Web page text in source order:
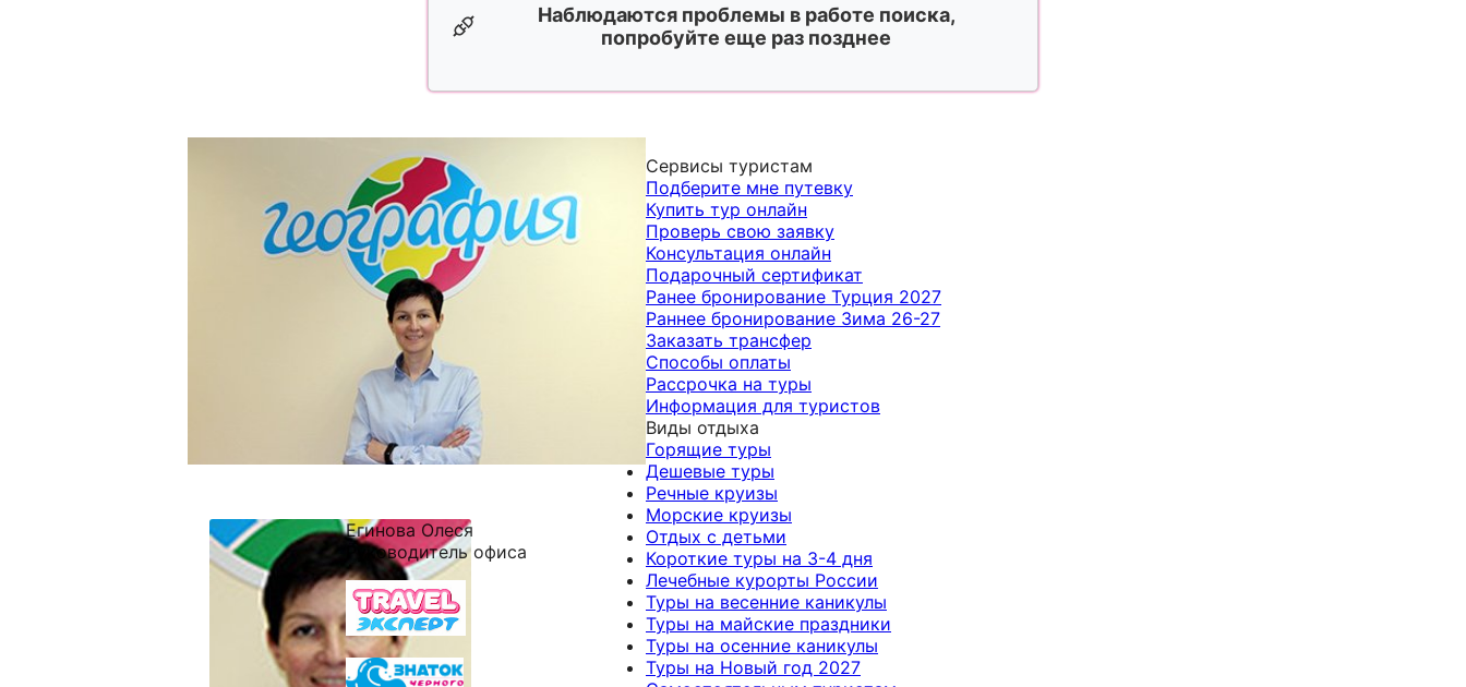
Наблюдаются проблемы в работе поиска,
попробуйте еще раз позднее
Егинова Олеся
Руководитель офиса
Сервисы туристам
Подберите мне путевку
Купить тур онлайн
Проверь свою заявку
Консультация онлайн
Подарочный сертификат
Ранее бронирование Турция 2027
Раннее бронирование Зима 26-27
Заказать трансфер
Способы оплаты
Рассрочка на туры
Информация для туристов
Виды отдыха
Горящие туры
Дешевые туры
Речные круизы
Морские круизы
Отдых с детьми
Короткие туры на 3-4 дня
Лечебные курорты России
Туры на весенние каникулы
Туры на майские праздники
Туры на осенние каникулы
Туры на Новый год 2027